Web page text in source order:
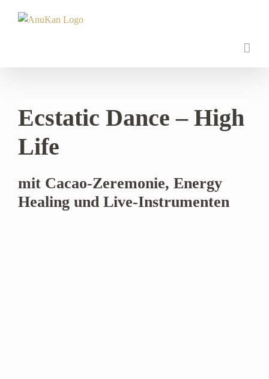
Inhalt
Ecstatic Dance – High
Life
mit Cacao-Zeremonie, Energy
Healing und Live-Instrumenten